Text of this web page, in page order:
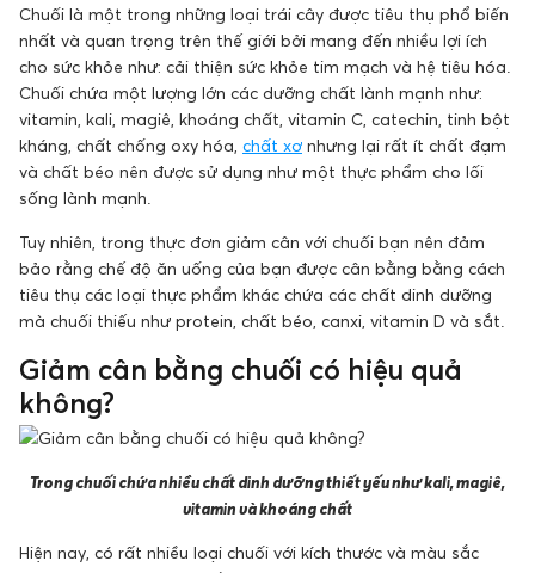
Chuối là một trong những loại trái cây được tiêu thụ phổ biến
nhất và quan trọng trên thế giới bởi mang đến nhiều lợi ích
cho sức khỏe như: cải thiện sức khỏe tim mạch và hệ tiêu hóa.
Chuối chứa một lượng lớn các dưỡng chất lành mạnh như:
vitamin, kali, magiê, khoáng chất, vitamin C, catechin, tinh bột
kháng, chất chống oxy hóa, chất xơ nhưng lại rất ít chất đạm
và chất béo nên được sử dụng như một thực phẩm cho lối
sống lành mạnh.
Tuy nhiên, trong thực đơn giảm cân với chuối bạn nên đảm
bảo rằng chế độ ăn uống của bạn được cân bằng bằng cách
tiêu thụ các loại thực phẩm khác chứa các chất dinh dưỡng
mà chuối thiếu như protein, chất béo, canxi, vitamin D và sắt.
Giảm cân bằng chuối có hiệu quả
không?
Trong chuối chứa nhiều chất dinh dưỡng thiết yếu như kali, magiê,
vitamin và khoáng chất
Hiện nay, có rất nhiều loại chuối với kích thước và màu sắc